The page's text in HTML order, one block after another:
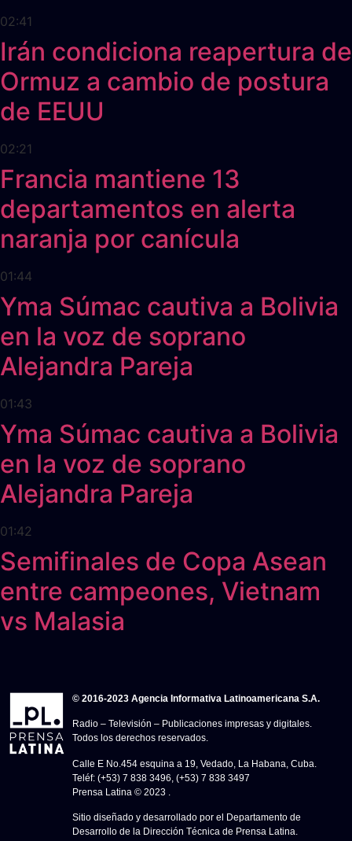
02:41
Irán condiciona reapertura de
Ormuz a cambio de postura
de EEUU
02:21
Francia mantiene 13
departamentos en alerta
naranja por canícula
01:44
Yma Súmac cautiva a Bolivia
en la voz de soprano
Alejandra Pareja
01:43
Yma Súmac cautiva a Bolivia
en la voz de soprano
Alejandra Pareja
01:42
Semifinales de Copa Asean
entre campeones, Vietnam
vs Malasia
© 2016-2023 Agencia Informativa Latinoamericana S.A.
Radio – Televisión – Publicaciones impresas y digitales.
Todos los derechos reservados.
Calle E No.454 esquina a 19, Vedado, La Habana, Cuba.
Teléf: (+53) 7 838 3496, (+53) 7 838 3497
Prensa Latina © 2023 .
Sitio diseñado y desarrollado por el Departamento de
Desarrollo de la Dirección Técnica de Prensa Latina.